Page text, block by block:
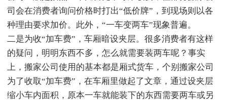
司会在消费者询问价格时打出“低价牌”，到现场则以各
种理由要求加价。此外，“一车变两车”现象普遍。
二是为收“加车费”，车厢暗设夹层。很多消费者有这样
的疑问，明明东西不多，怎么就需要装两车呢？事实
上，搬家公司使用的基本都是厢式货车，个别搬家公司
为了收取“加车费”，在车厢里做起了文章，通过设夹层
缩小车内面积，原本一车就能装下的东西需要两车或另